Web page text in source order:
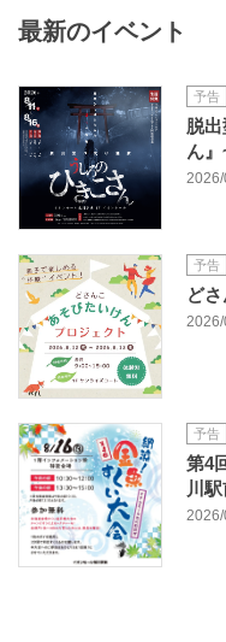
最新のイベント
予告
脱
ん
予告
ど
予告
第4
川